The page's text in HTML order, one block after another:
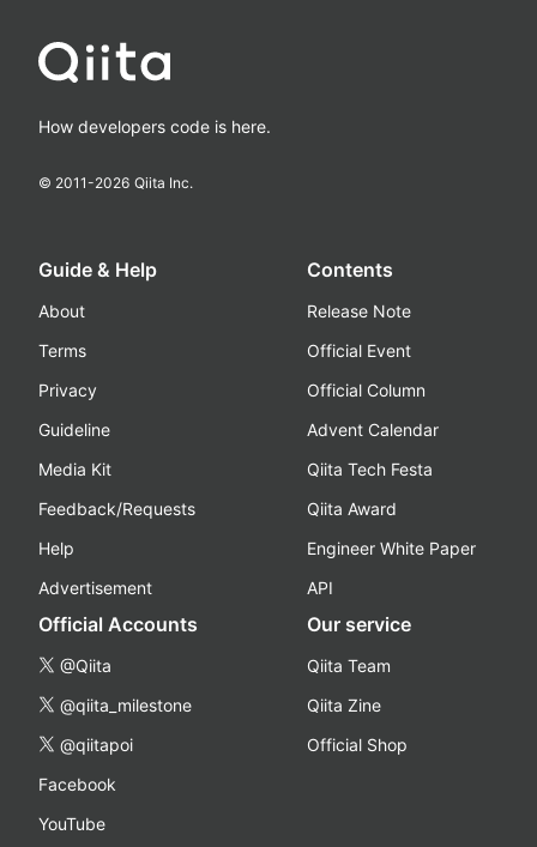
How developers code is here.
© 2011-2026 Qiita Inc.
Guide & Help
About
Terms
Privacy
Guideline
Media Kit
Feedback/Requests
Help
Advertisement
Contents
Release Note
Official Event
Official Column
Advent Calendar
Qiita Tech Festa
Qiita Award
Engineer White Paper
API
Official Accounts
@Qiita
@qiita_milestone
@qiitapoi
Facebook
YouTube
Our service
Qiita Team
Qiita Zine
Official Shop